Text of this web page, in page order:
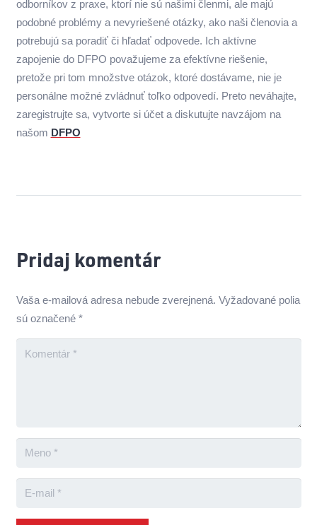
odborníkov z praxe, ktorí nie sú našimi členmi, ale majú
podobné problémy a nevyriešené otázky, ako naši členovia a
potrebujú sa poradiť či hľadať odpovede. Ich aktívne
zapojenie do DFPO považujeme za efektívne riešenie,
pretože pri tom množstve otázok, ktoré dostávame, nie je
personálne možné zvládnuť toľko odpovedí. Preto neváhajte,
zaregistrujte sa, vytvorte si účet a diskutujte navzájom na
našom DFPO
Pridaj komentár
Vaša e-mailová adresa nebude zverejnená. Vyžadované polia
sú označené *